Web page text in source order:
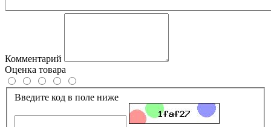
Комментарий
Оценка товара
Введите код в поле ниже